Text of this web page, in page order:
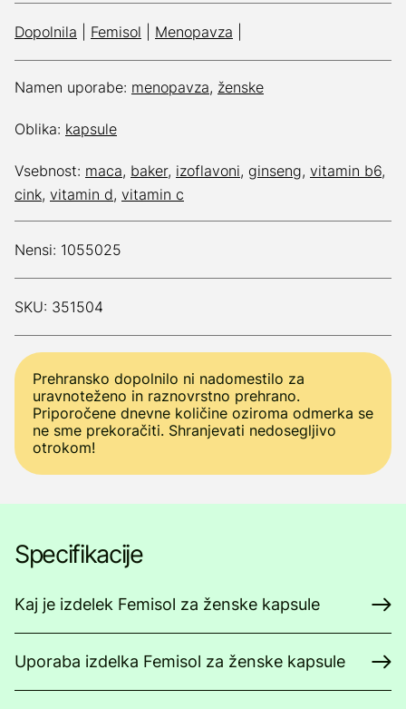
Dopolnila Femisol Menopavza
Namen uporabe: menopavza, ženske
Oblika: kapsule
Vsebnost: maca, baker, izoflavoni, ginseng, vitamin b6,
cink, vitamin d, vitamin c
Nensi: 1055025
SKU: 351504
Prehransko dopolnilo ni nadomestilo za
uravnoteženo in raznovrstno prehrano.
Priporočene dnevne količine oziroma odmerka se
ne sme prekoračiti. Shranjevati nedosegljivo
otrokom!
Specifikacije
Kaj je izdelek Femisol za ženske kapsule
Uporaba izdelka Femisol za ženske kapsule